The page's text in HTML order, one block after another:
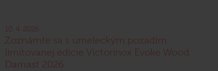
10. 4. 2026
Zoznámte sa s umeleckým pozadím
limitovanej edície Victorinox Evoke Wood
Damast 2026